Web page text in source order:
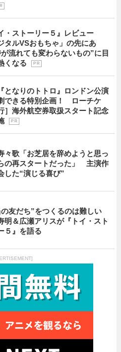
・ストーリー５』レビュー
タルVSおもちゃ」の先にあ
流れても変わらないもの”に目
くなる
P R
となりのトトロ』ロンドン公演
できる特別企画！ ローチケ
］海外航空券取扱スタート記念
P R
々歌「お芝居を辞めようと思っ
の再スタートだった」 主演作
した“演じる喜び”
の友だち”をつくるのは難しい
明＆広瀬アリスが『トイ・スト
５』を語る